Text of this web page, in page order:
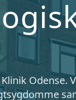
Odense.